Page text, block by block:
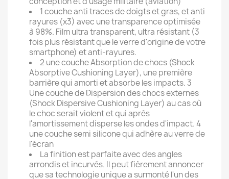
1 couche anti traces de doigts et gras, et anti
rayures (x3) avec une transparence optimisée
à 98%. Film ultra transparent, ultra résistant (3
fois plus résistant que le verre d'origine de votre
smartphone) et anti-rayures.
2 une couche Absorption de chocs (Shock
Absorptive Cushioning Layer), une première
barrière qui amorti et absorbe les impacts. 3
Une couche de Dispersion des chocs externes
(Shock Dispersive Cushioning Layer) au cas où
le choc serait violent et qui après
l'amortissement disperse les ondes d'impact. 4
une couche semi silicone qui adhère au verre de
l'écran
La finition est parfaite avec des angles
arrondis et incurvés. Il peut fièrement annoncer
que sa technologie unique a surmonté l'un des